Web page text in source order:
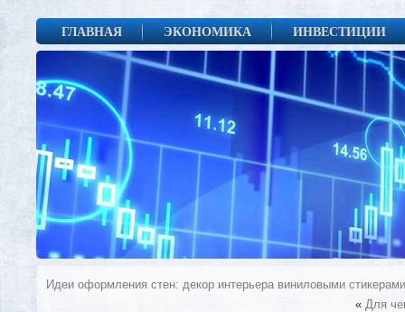
ГЛАВНАЯ ЭКОНОМИКА ИНВЕСТИЦИИ
Идеи оформления стен: декор интерьера виниловыми стикерами
« Для